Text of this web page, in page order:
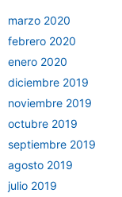
marzo 2020
febrero 2020
enero 2020
diciembre 2019
noviembre 2019
octubre 2019
septiembre 2019
agosto 2019
julio 2019